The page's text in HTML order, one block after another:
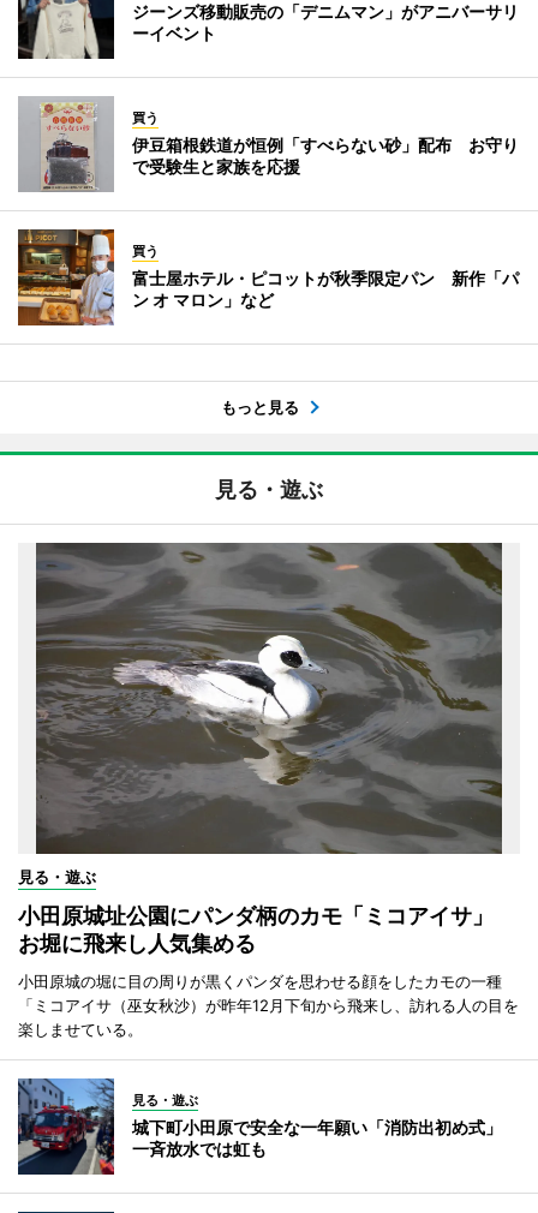
ジーンズ移動販売の「デニムマン」がアニバーサリ
ーイベント
買う
伊豆箱根鉄道が恒例「すべらない砂」配布 お守り
で受験生と家族を応援
買う
富士屋ホテル・ピコットが秋季限定パン 新作「パ
ン オ マロン」など
もっと見る
見る・遊ぶ
見る・遊ぶ
小田原城址公園にパンダ柄のカモ「ミコアイサ」
お堀に飛来し人気集める
小田原城の堀に目の周りが黒くパンダを思わせる顔をしたカモの一種
「ミコアイサ（巫女秋沙）が昨年12月下旬から飛来し、訪れる人の目を
楽しませている。
見る・遊ぶ
城下町小田原で安全な一年願い「消防出初め式」
一斉放水では虹も